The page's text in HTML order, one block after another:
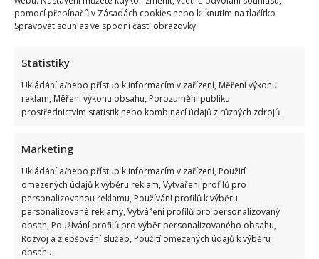
pomocí přepínačů v Zásadách cookies nebo kliknutím na tlačítko
Spravovat souhlas ve spodní části obrazovky.
Statistiky
Ukládání a/nebo přístup k informacím v zařízení, Měření výkonu
reklam, Měření výkonu obsahu, Porozumění publiku
prostřednictvím statistik nebo kombinací údajů z různých zdrojů.
Marketing
Ukládání a/nebo přístup k informacím v zařízení, Použití
omezených údajů k výběru reklam, Vytváření profilů pro
personalizovanou reklamu, Používání profilů k výběru
personalizované reklamy, Vytváření profilů pro personalizovaný
obsah, Používání profilů pro výběr personalizovaného obsahu,
Rozvoj a zlepšování služeb, Použití omezených údajů k výběru
obsahu.